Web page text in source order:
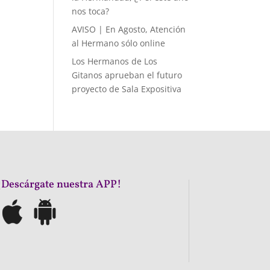
nos toca?
AVISO | En Agosto, Atención
al Hermano sólo online
Los Hermanos de Los
Gitanos aprueban el futuro
proyecto de Sala Expositiva
nuestra APP!